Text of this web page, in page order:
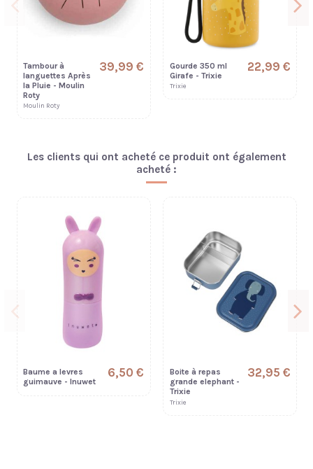
Tambour à
languettes Après
la Pluie - Moulin
Roty
Moulin Roty
39,99 €
Gourde 350 ml
Girafe - Trixie
Trixie
22,99 €
Les clients qui ont acheté ce produit ont également
acheté :
Baume a levres
guimauve - Inuwet
6,50 €
Boite à repas
grande elephant -
Trixie
Trixie
32,95 €